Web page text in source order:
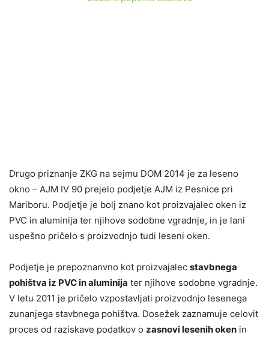
Drugo priznanje ZKG na sejmu DOM 2014 je za leseno
okno – AJM IV 90 prejelo podjetje AJM iz Pesnice pri
Mariboru. Podjetje je bolj znano kot proizvajalec oken iz
PVC in aluminija ter njihove sodobne vgradnje, in je lani
uspešno pričelo s proizvodnjo tudi leseni oken.
Podjetje je prepoznanvno kot proizvajalec stavbnega
pohištva iz PVC in aluminija ter njihove sodobne vgradnje.
V letu 2011 je pričelo vzpostavljati proizvodnjo lesenega
zunanjega stavbnega pohištva. Dosežek zaznamuje celovit
proces od raziskave podatkov o zasnovi lesenih oken in